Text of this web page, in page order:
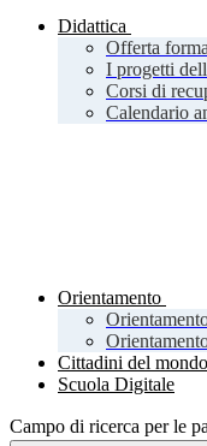
Didattica
Offerta
I progetti
Corsi di
Calendario
Orientamento
Cittadini del mondo
Scuola Digitale
Campo di ricerca per le